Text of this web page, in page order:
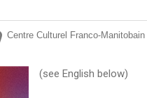
Centre Culturel Franco-Manitobain
(see English below)